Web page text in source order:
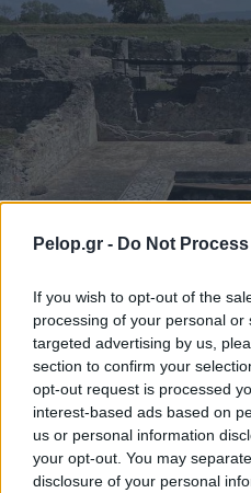
Pelop.gr - Do Not
If you wish to opt-out of the
processing of your personal
targeted advertising by us,
section to confirm your
opt-out request is processed
interest-based ads based on
us or personal information
your opt-out. You may
disclosure of your personal
Το 7ο Διεθνές Συνέδριο